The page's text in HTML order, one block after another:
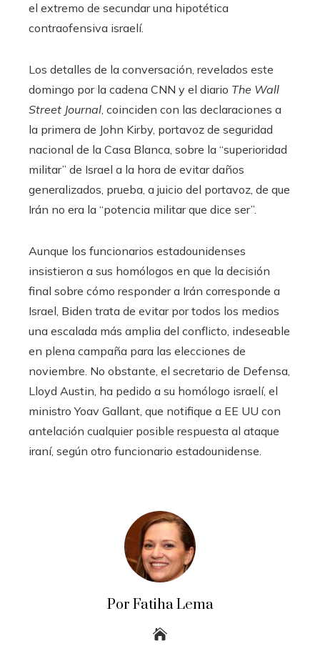
el extremo de secundar una hipotética
contraofensiva israelí.
Los detalles de la conversación, revelados este
domingo por la cadena CNN y el diario The Wall
Street Journal, coinciden con las declaraciones a
la primera de John Kirby, portavoz de seguridad
nacional de la Casa Blanca, sobre la “superioridad
militar” de Israel a la hora de evitar daños
generalizados, prueba, a juicio del portavoz, de que
Irán no era la “potencia militar que dice ser”.
Aunque los funcionarios estadounidenses
insistieron a sus homólogos en que la decisión
final sobre cómo responder a Irán corresponde a
Israel, Biden trata de evitar por todos los medios
una escalada más amplia del conflicto, indeseable
en plena campaña para las elecciones de
noviembre. No obstante, el secretario de Defensa,
Lloyd Austin, ha pedido a su homólogo israelí, el
ministro Yoav Gallant, que notifique a EE UU con
antelación cualquier posible respuesta al ataque
iraní, según otro funcionario estadounidense.
Por Fatiha Lema